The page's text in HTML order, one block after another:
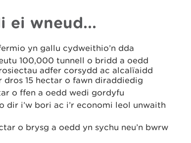
ei wneud...
yn gallu cydweithio’n dda
100,000 tunnell o bridd a oedd
adfer corsydd ac alcalïaidd
dros 15 hectar o fawn diraddiedig
o ffen a oedd wedi gordyfu
i’w bori ac i’r economi leol unwaith
o brysg a oedd yn sychu neu’n bwrw